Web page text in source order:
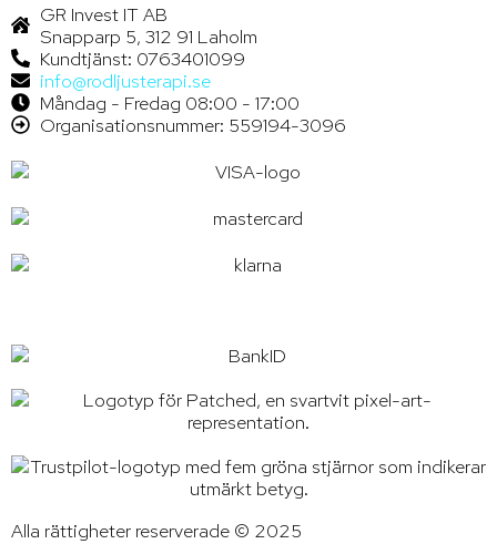
GR Invest IT AB
Snapparp 5, 312 91 Laholm
Kundtjänst: 0763401099
info@rodljusterapi.se
Måndag - Fredag 08:00 - 17:00
Organisationsnummer: 559194-3096
Alla rättigheter reserverade © 2025